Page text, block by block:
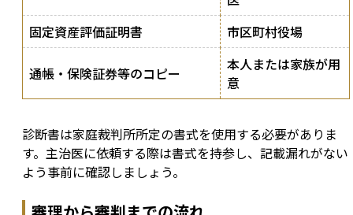
固定資産評価証明書
市区町村役場
通帳・保険証券等のコピー
本人または家族が用
意
診断書は家庭裁判所所定の書式を使用する必要がありま
す。主治医に依頼する際は書式を持参し、記載漏れがない
よう事前に確認しましょう。